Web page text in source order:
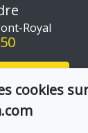
Royal
cookies